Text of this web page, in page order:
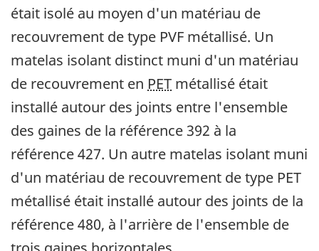
était isolé au moyen d'un matériau de
recouvrement de type PVF métallisé. Un
matelas isolant distinct muni d'un matériau
de recouvrement en PET métallisé était
installé autour des joints entre l'ensemble
des gaines de la référence 392 à la
référence 427. Un autre matelas isolant muni
d'un matériau de recouvrement de type PET
métallisé était installé autour des joints de la
référence 480, à l'arrière de l'ensemble de